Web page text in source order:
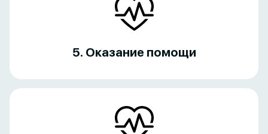
5. Оказание помощи